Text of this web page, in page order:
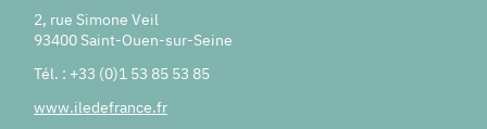
2, rue Simone Veil
93400 Saint-Ouen-sur-Seine
Tél. : +33 (0)1 53 85 53 85
www.iledefrance.fr